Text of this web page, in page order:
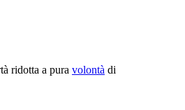
ridotta a pura volontà di